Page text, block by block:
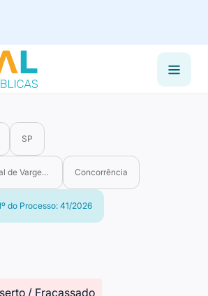
SP
de Vargem Grande do Sul
Concorrência
do Processo: 41/2026
/ Fracassado